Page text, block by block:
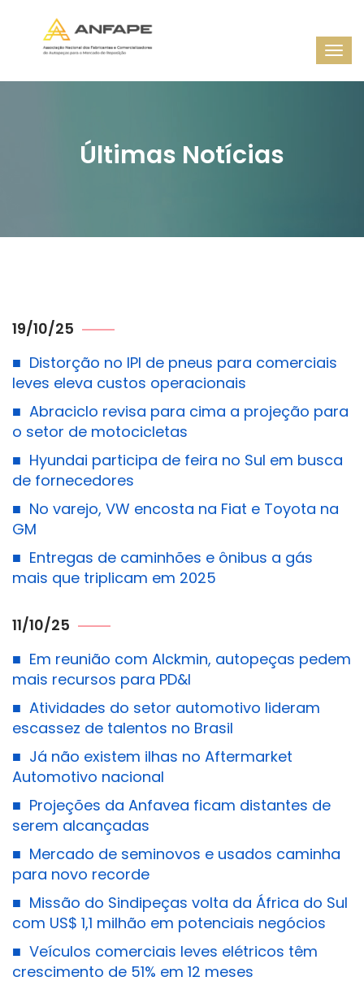
Últimas Notícias
19/10/25
■ Distorção no IPI de pneus para comerciais
leves eleva custos operacionais
■ Abraciclo revisa para cima a projeção para
o setor de motocicletas
■ Hyundai participa de feira no Sul em busca
de fornecedores
■ No varejo, VW encosta na Fiat e Toyota na
GM
■ Entregas de caminhões e ônibus a gás
mais que triplicam em 2025
11/10/25
■ Em reunião com Alckmin, autopeças pedem
mais recursos para PD&I
■ Atividades do setor automotivo lideram
escassez de talentos no Brasil
■ Já não existem ilhas no Aftermarket
Automotivo nacional
■ Projeções da Anfavea ficam distantes de
serem alcançadas
■ Mercado de seminovos e usados caminha
para novo recorde
■ Missão do Sindipeças volta da África do Sul
com US$ 1,1 milhão em potenciais negócios
■ Veículos comerciais leves elétricos têm
crescimento de 51% em 12 meses